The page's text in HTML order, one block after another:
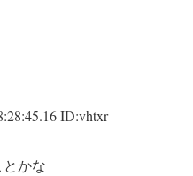
ID:vhtxr
かな